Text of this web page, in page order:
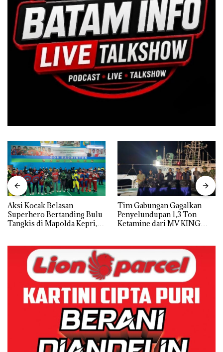
Aksi Kocak Belasan
Superhero Bertanding Bulu
Tangkis di Mapolda Kepri,
Tim Gabungan Gagalkan
Penyelundupan 1,3 Ton
Ketamine dari MV KING